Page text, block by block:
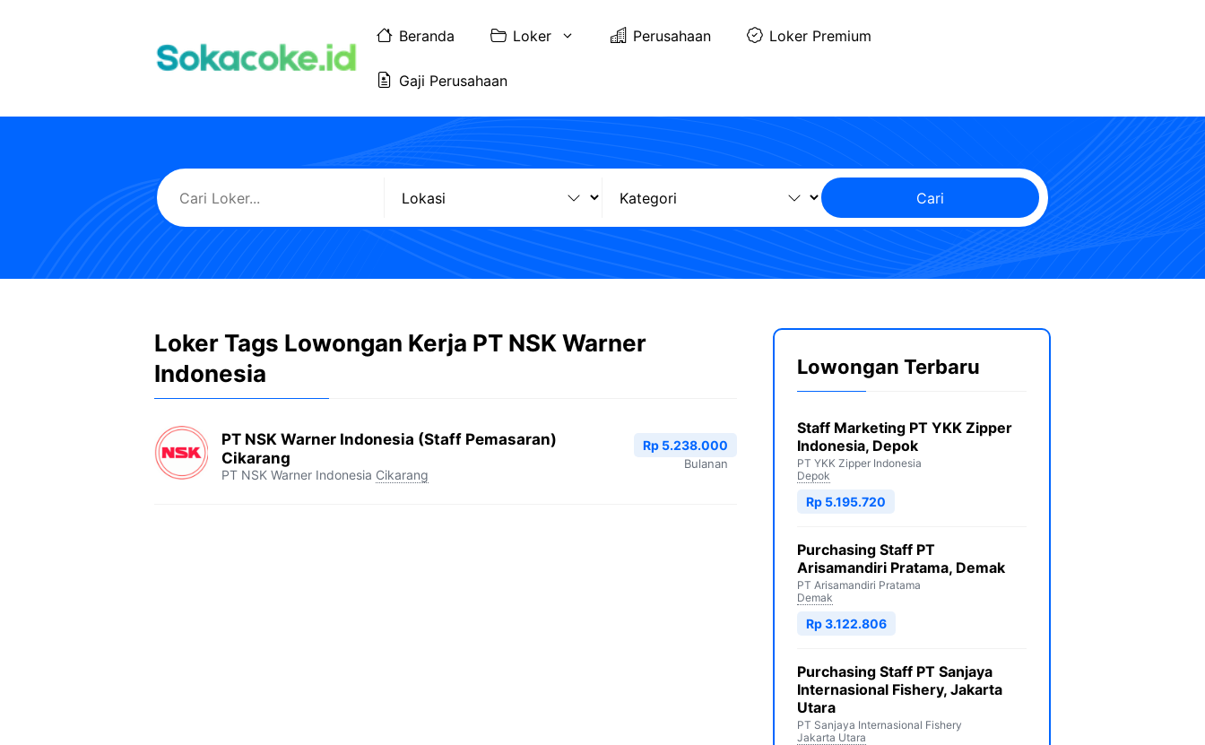
Beranda Loker Perusahaan Loker Premium
Gaji Perusahaan
Cari
Loker Tags Lowongan Kerja PT NSK Warner
Indonesia
PT NSK Warner Indonesia (Staff Pemasaran)
Cikarang
PT NSK Warner Indonesia Cikarang
Rp 5.238.000
Bulanan
Lowongan Terbaru
Staff Marketing PT YKK Zipper
Indonesia, Depok
PT YKK Zipper Indonesia
Depok
Rp 5.195.720
Purchasing Staff PT
Arisamandiri Pratama, Demak
PT Arisamandiri Pratama
Demak
Rp 3.122.806
Purchasing Staff PT Sanjaya
Internasional Fishery, Jakarta
Utara
PT Sanjaya Internasional Fishery
Jakarta Utara